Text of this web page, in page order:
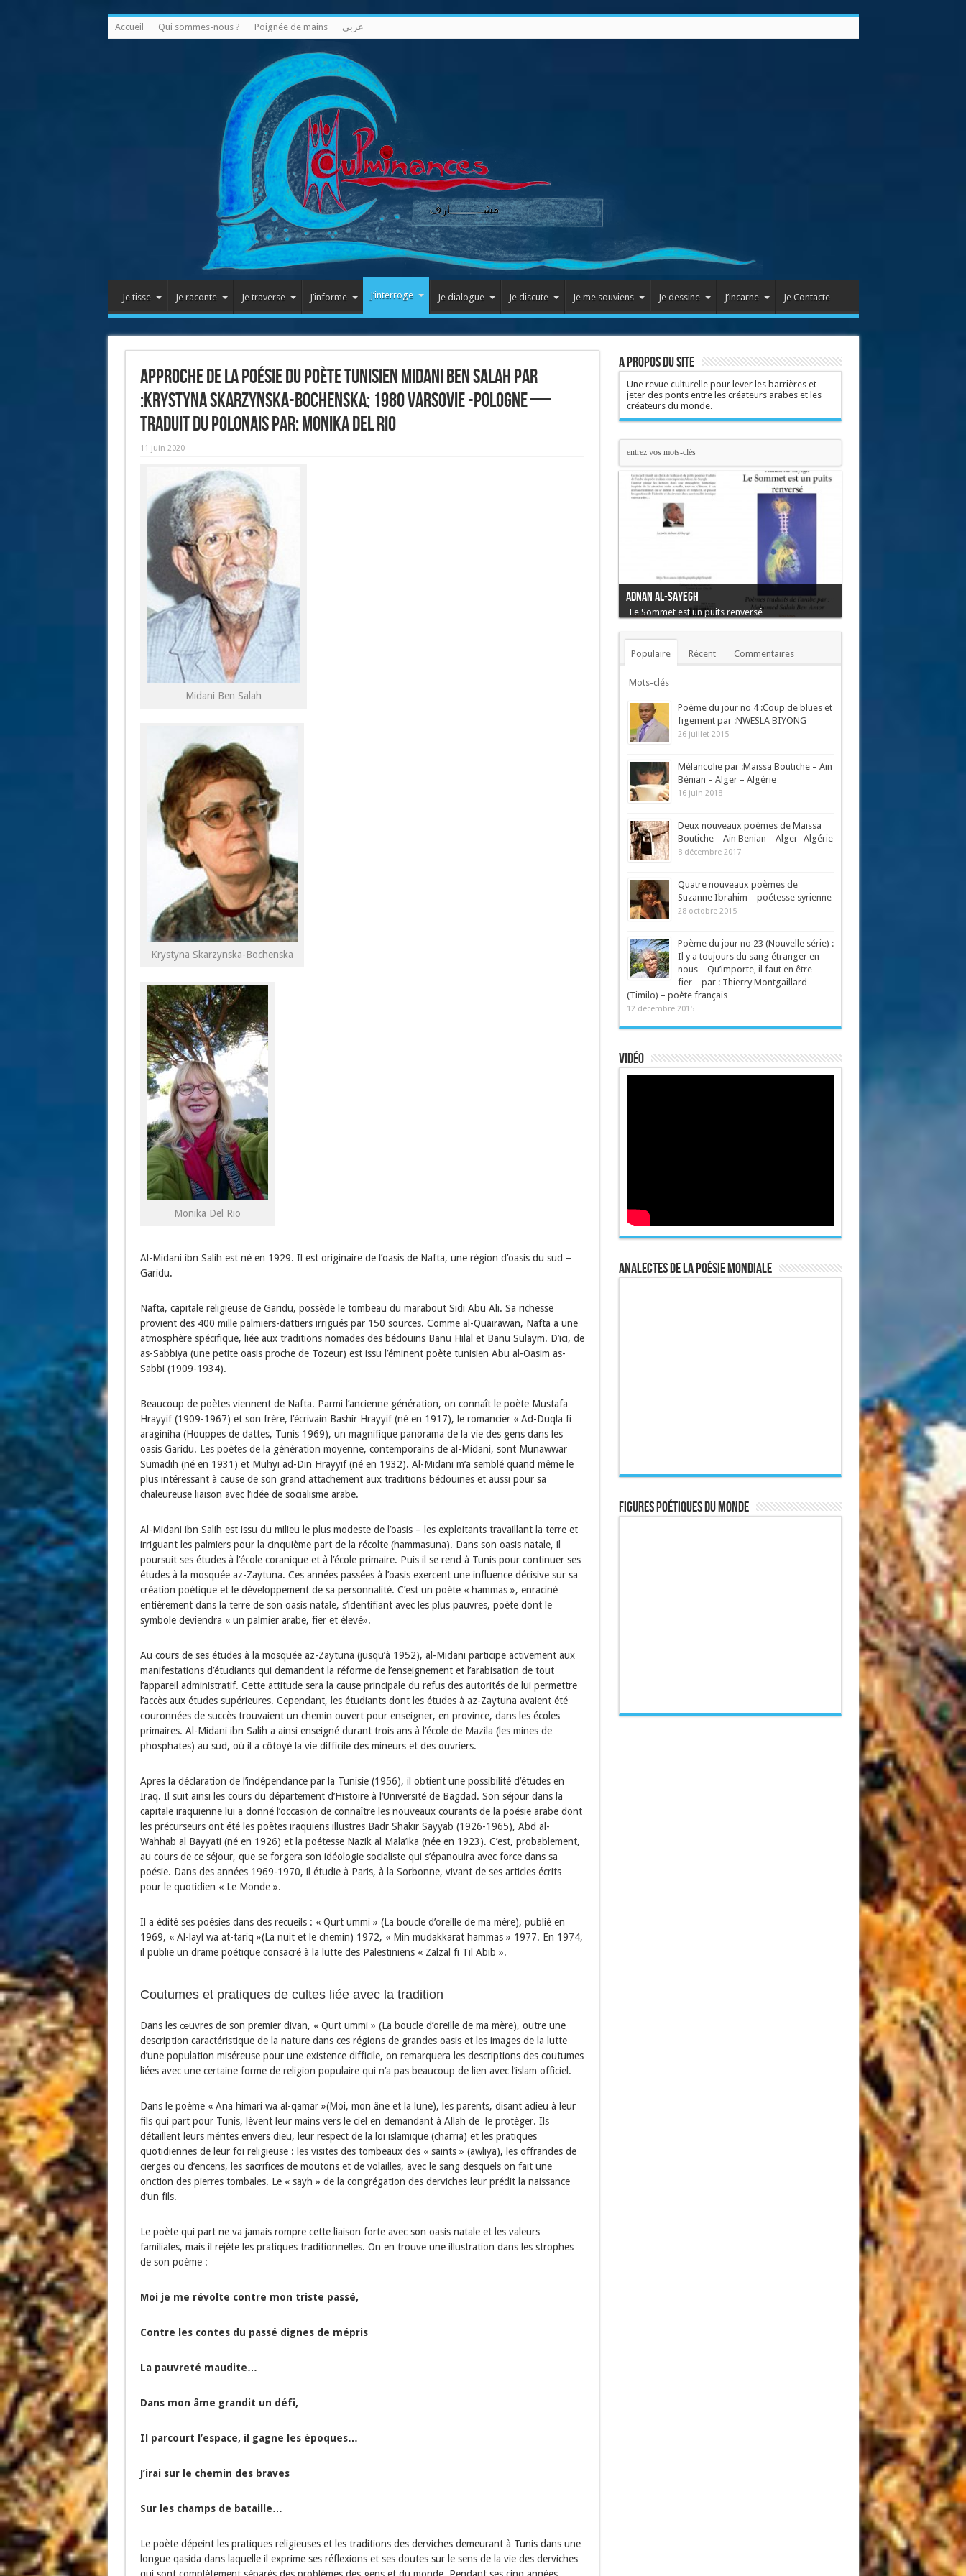
Accueil Qui sommes-nous ? Poignée de mains عربي
Je tisse Je raconte Je traverse J’informe J’interroge Je dialogue Je discute Je me souviens Je dessine J’incarne Je Contacte
Approche de la poésie du poète tunisien Midani Ben Salah par
:Krystyna Skarzynska-Bochenska; 1980 Varsovie -Pologne —
Traduit du polonais par: Monika Del Rio
11 juin 2020
Midani Ben Salah
Krystyna Skarzynska-Bochenska
Monika Del Rio
Al-Midani ibn Salih est né en 1929. Il est originaire de l’oasis de Nafta, une région d’oasis du sud –
Garidu.
Nafta, capitale religieuse de Garidu, possède le tombeau du marabout Sidi Abu Ali. Sa richesse
provient des 400 mille palmiers-dattiers irrigués par 150 sources. Comme al-Quairawan, Nafta a une
atmosphère spécifique, liée aux traditions nomades des bédouins Banu Hilal et Banu Sulaym. D’ici, de
as-Sabbiya (une petite oasis proche de Tozeur) est issu l’éminent poète tunisien Abu al-Oasim as-
Sabbi (1909-1934).
Beaucoup de poètes viennent de Nafta. Parmi l’ancienne génération, on connaît le poète Mustafa
Hrayyif (1909-1967) et son frère, l’écrivain Bashir Hrayyif (né en 1917), le romancier « Ad-Duqla fi
araginiha (Houppes de dattes, Tunis 1969), un magnifique panorama de la vie des gens dans les
oasis Garidu. Les poètes de la génération moyenne, contemporains de al-Midani, sont Munawwar
Sumadih (né en 1931) et Muhyi ad-Din Hrayyif (né en 1932). Al-Midani m’a semblé quand même le
plus intéressant à cause de son grand attachement aux traditions bédouines et aussi pour sa
chaleureuse liaison avec l’idée de socialisme arabe.
Al-Midani ibn Salih est issu du milieu le plus modeste de l’oasis – les exploitants travaillant la terre et
irriguant les palmiers pour la cinquième part de la récolte (hammasuna). Dans son oasis natale, il
poursuit ses études à l’école coranique et à l’école primaire. Puis il se rend à Tunis pour continuer ses
études à la mosquée az-Zaytuna. Ces années passées à l’oasis exercent une influence décisive sur sa
création poétique et le développement de sa personnalité. C’est un poète « hammas », enraciné
entièrement dans la terre de son oasis natale, s’identifiant avec les plus pauvres, poète dont le
symbole deviendra « un palmier arabe, fier et élevé».
Au cours de ses études à la mosquée az-Zaytuna (jusqu’à 1952), al-Midani participe activement aux
manifestations d’étudiants qui demandent la réforme de l’enseignement et l’arabisation de tout
l’appareil administratif. Cette attitude sera la cause principale du refus des autorités de lui permettre
l’accès aux études supérieures. Cependant, les étudiants dont les études à az-Zaytuna avaient été
couronnées de succès trouvaient un chemin ouvert pour enseigner, en province, dans les écoles
primaires. Al-Midani ibn Salih a ainsi enseigné durant trois ans à l’école de Mazila (les mines de
phosphates) au sud, où il a côtoyé la vie difficile des mineurs et des ouvriers.
Apres la déclaration de l’indépendance par la Tunisie (1956), il obtient une possibilité d’études en
Iraq. Il suit ainsi les cours du département d’Histoire à l’Université de Bagdad. Son séjour dans la
capitale iraquienne lui a donné l’occasion de connaître les nouveaux courants de la poésie arabe dont
les précurseurs ont été les poètes iraquiens illustres Badr Shakir Sayyab (1926-1965), Abd al-
Wahhab al Bayyati (né en 1926) et la poétesse Nazik al Mala’ika (née en 1923). C’est, probablement,
au cours de ce séjour, que se forgera son idéologie socialiste qui s’épanouira avec force dans sa
poésie. Dans des années 1969-1970, il étudie à Paris, à la Sorbonne, vivant de ses articles écrits
pour le quotidien « Le Monde ».
Il a édité ses poésies dans des recueils : « Qurt ummi » (La boucle d’oreille de ma mère), publié en
1969, « Al-layl wa at-tariq »(La nuit et le chemin) 1972, « Min mudakkarat hammas » 1977. En 1974,
il publie un drame poétique consacré à la lutte des Palestiniens « Zalzal fi Til Abib ».
Coutumes et pratiques de cultes liée avec la tradition
Dans les œuvres de son premier divan, « Qurt ummi » (La boucle d’oreille de ma mère), outre une
description caractéristique de la nature dans ces régions de grandes oasis et les images de la lutte
d’une population miséreuse pour une existence difficile, on remarquera les descriptions des coutumes
liées avec une certaine forme de religion populaire qui n’a pas beaucoup de lien avec l’islam officiel.
Dans le poème « Ana himari wa al-qamar »(Moi, mon âne et la lune), les parents, disant adieu à leur
fils qui part pour Tunis, lèvent leur mains vers le ciel en demandant à Allah de le protèger. Ils
détaillent leurs mérites envers dieu, leur respect de la loi islamique (charria) et les pratiques
quotidiennes de leur foi religieuse : les visites des tombeaux des « saints » (awliya), les offrandes de
cierges ou d’encens, les sacrifices de moutons et de volailles, avec le sang desquels on fait une
onction des pierres tombales. Le « sayh » de la congrégation des derviches leur prédit la naissance
d’un fils.
Le poète qui part ne va jamais rompre cette liaison forte avec son oasis natale et les valeurs
familiales, mais il rejète les pratiques traditionnelles. On en trouve une illustration dans les strophes
de son poème :
Moi je me révolte contre mon triste passé,
Contre les contes du passé dignes de mépris
La pauvreté maudite…
Dans mon âme grandit un défi,
Il parcourt l’espace, il gagne les époques…
J’irai sur le chemin des braves
Sur les champs de bataille…
Le poète dépeint les pratiques religieuses et les traditions des derviches demeurant à Tunis dans une
longue qasida dans laquelle il exprime ses réflexions et ses doutes sur le sens de la vie des derviches
A propos du site
Une revue culturelle pour lever les barrières et
jeter des ponts entre les créateurs arabes et les
créateurs du monde.
Adnan Al-Sayegh
Le Sommet est un puits renversé
Ce livre est une traduction de l’arabe vers le
français d’un recueil de la poétesse syrienne
Suzanne Ibrahim demeurant à Damas. L'ouvrage
comporte 53 haïkus et mini-poèmes abordant
des thèmes divers.
Populaire Récent Commentaires
Mots-clés
Poème du jour no 4 :Coup de blues et
figement par :NWESLA BIYONG
26 juillet 2015
Mélancolie par :Maissa Boutiche – Ain
Bénian – Alger – Algérie
16 juin 2018
Deux nouveaux poèmes de Maissa
Boutiche – Ain Benian – Alger- Algérie
8 décembre 2017
Quatre nouveaux poèmes de
Suzanne Ibrahim – poétesse syrienne
28 octobre 2015
Poème du jour no 23 (Nouvelle série) :
Il y a toujours du sang étranger en
nous…Qu’importe, il faut en être
fier…par : Thierry Montgaillard
(Timilo) – poète français
12 décembre 2015
Vidéo
Analectes de la poésie mondiale
Figures poétiques du monde